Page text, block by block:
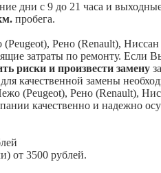
дни с 9 до 21 часа и
пробега.
(Peugeot), Рено (Renault), Ниссан
затраты по ремонту. Если
риски и произвести замену
качественной замены
(Peugeot), Рено (Renault),
качественно и надежно
от 3500 рублей.